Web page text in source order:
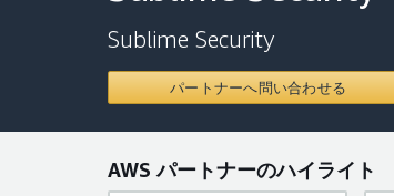
Sublime Security
パートナーへ問い合わせる
AWS パートナーのハイライト